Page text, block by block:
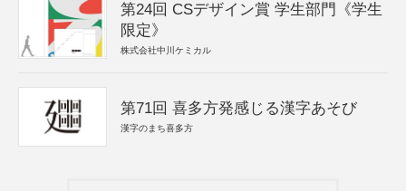
第24回 CSデザイン賞 学生部門《学生
限定》
株式会社中川ケミカル
第71回 喜多方発感じる漢字あそび
漢字のまち喜多方